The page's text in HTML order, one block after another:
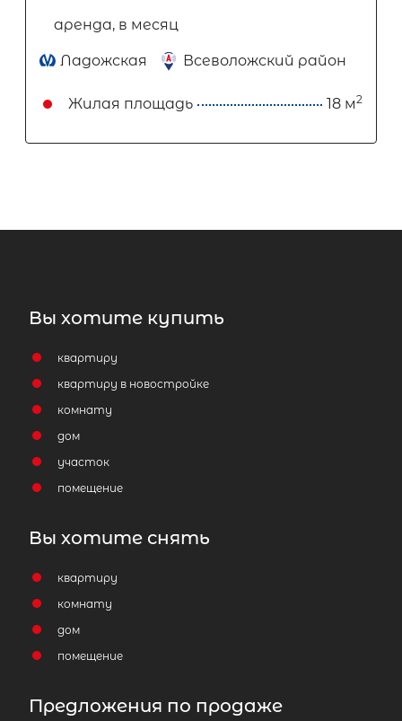
аренда, в месяц
Ладожская Всеволожский район
Жилая площадь 18 м2
Вы хотите купить
квартиру
квартиру в новостройке
комнату
дом
участок
помещение
Вы хотите снять
квартиру
комнату
дом
помещение
Предложения по продаже